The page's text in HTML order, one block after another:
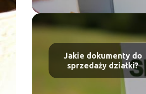
Jakie dokumenty do
sprzedaży działki?